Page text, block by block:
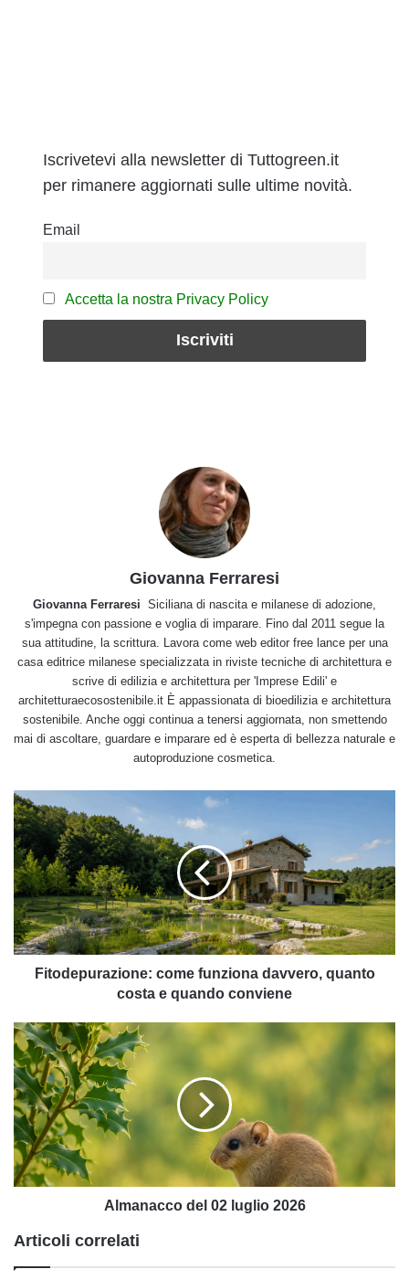
Iscrivetevi alla newsletter di Tuttogreen.it
per rimanere aggiornati sulle ultime novità.
Email
Accetta la nostra Privacy Policy
Giovanna Ferraresi
Giovanna Ferraresi Siciliana di nascita e milanese di adozione,
s'impegna con passione e voglia di imparare. Fino dal 2011 segue la
sua attitudine, la scrittura. Lavora come web editor free lance per una
casa editrice milanese specializzata in riviste tecniche di architettura e
scrive di edilizia e architettura per 'Imprese Edili' e
architetturaecosostenibile.it È appassionata di bioedilizia e architettura
sostenibile. Anche oggi continua a tenersi aggiornata, non smettendo
mai di ascoltare, guardare e imparare ed è esperta di bellezza naturale e
autoproduzione cosmetica.
Fitodepurazione:
come
funziona
davvero,
quanto
costa
e
quando
conviene
Fitodepurazione: come funziona davvero, quanto
costa e quando conviene
Almanacco
del
02
luglio
2026
Almanacco del 02 luglio 2026
Articoli correlati